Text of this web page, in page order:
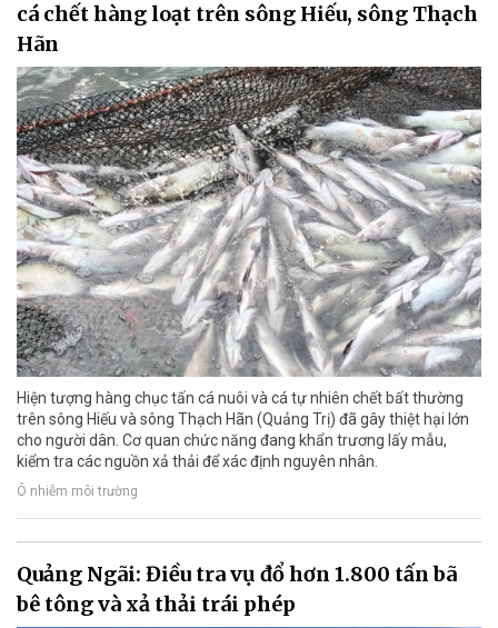
cá chết hàng loạt trên sông Hiếu, sông Thạch
Hãn
Hiện tượng hàng chục tấn cá nuôi và cá tự nhiên chết bất thường
trên sông Hiếu và sông Thạch Hãn (Quảng Trị) đã gây thiệt hại lớn
cho người dân. Cơ quan chức năng đang khẩn trương lấy mẫu,
kiểm tra các nguồn xả thải để xác định nguyên nhân.
Ô nhiễm môi trường
Quảng Ngãi: Điều tra vụ đổ hơn 1.800 tấn bã
bê tông và xả thải trái phép